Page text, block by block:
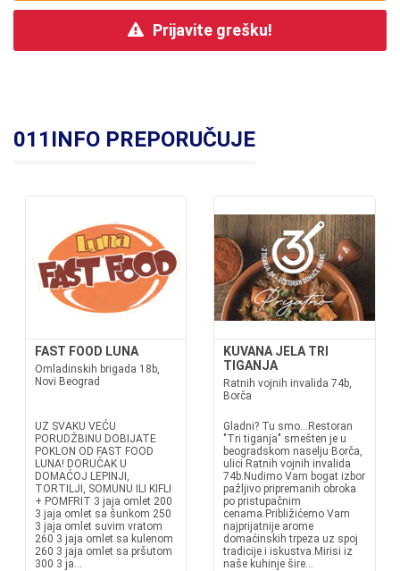
Prijavite grešku!
011INFO PREPORUČUJE
FAST FOOD LUNA
Omladinskih brigada 18b,
Novi Beograd
UZ SVAKU VEĆU
PORUDŽBINU DOBIJATE
POKLON OD FAST FOOD
LUNA! DORUČAK U
DOMAĆOJ LEPINJI,
TORTILJI, SOMUNU ILI KIFLI
+ POMFRIT 3 jaja omlet 200
3 jaja omlet sa šunkom 250
3 jaja omlet suvim vratom
260 3 jaja omlet sa kulenom
260 3 jaja omlet sa pršutom
300 3 ja...
KUVANA JELA TRI
TIGANJA
Ratnih vojnih invalida 74b,
Borča
Gladni? Tu smo...Restoran
"Tri tiganja" smešten je u
beogradskom naselju Borča,
ulici Ratnih vojnih invalida
74b.Nudimo Vam bogat izbor
pažljivo pripremanih obroka
po pristupačnim
cenama.Približićemo Vam
najprijatnije arome
domaćinskih trpeza uz spoj
tradicije i iskustva.Mirisi iz
naše kuhinje šire...